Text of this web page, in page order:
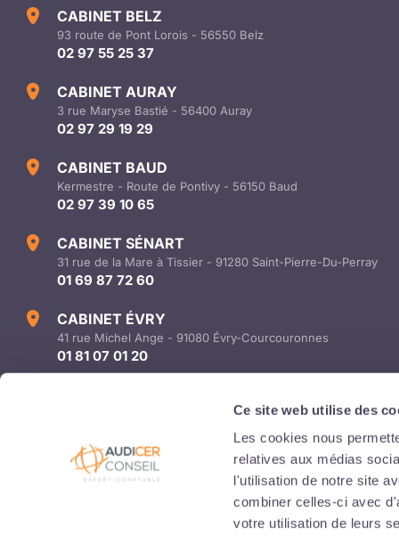
Ce site web utilise des
Les cookies nous
relatives aux médias
l'utilisation de notre site
combiner celles-ci avec
votre utilisation de leurs
CABINET BELZ
93 route de Pont Lorois - 56550 Belz
02 97 55 25 37
CABINET AURAY
3 rue Maryse Bastié - 56400 Auray
02 97 29 19 29
CABINET BAUD
Kermestre - Route de Pontivy - 56150 Baud
02 97 39 10 65
CABINET SÉNART
31 rue de la Mare à Tissier - 91280 Saint-Pierre-Du-Perray
01 69 87 72 60
CABINET ÉVRY
41 rue Michel Ange - 91080 Évry-Courcouronnes
01 81 07 01 20